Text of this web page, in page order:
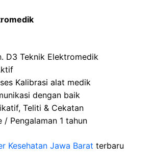
D3 Teknik Elektromedik
Kalibrasi alat medik
dengan baik
Teliti & Cekatan
/ Pengalaman 1 tahun
Kesehatan Jawa Barat terbaru